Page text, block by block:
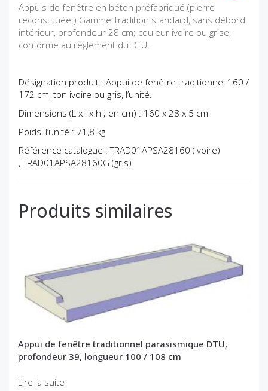
Appuis de fenêtre en béton préfabriqué (pierre
reconstituée ) Gamme Tradition standard, sans débord
intérieur, profondeur 28 cm; couleur ivoire ou grise,
conforme au règlement du DTU.
Désignation produit : Appui de fenêtre traditionnel 160 /
172 cm, ton ivoire ou gris, l’unité.
Dimensions (L x l x h ; en cm) : 160 x 28 x 5 cm
Poids, l’unité : 71,8 kg
Référence catalogue : TRAD01APSA28160 (ivoire)
,TRAD01APSA28160G (gris)
Produits similaires
Appui de fenêtre traditionnel parasismique DTU,
profondeur 39, longueur 100 / 108 cm
Lire la suite